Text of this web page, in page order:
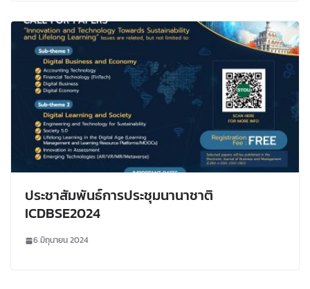
ประชาสัมพันธ์การประชุมนานาชาติ
ICDBSE2024
6 มิถุนายน 2024